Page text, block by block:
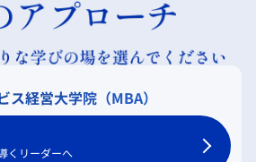
ス経営大学院（MBA）
くリーダーへ